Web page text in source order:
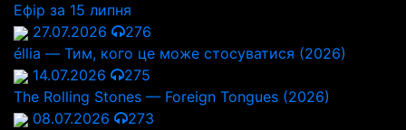
Ефір за 15 липня
27.07.2026
276
éllia — Тим, кого це може стосуватися (2026)
14.07.2026
275
The Rolling Stones — Foreign Tongues (2026)
08.07.2026
273